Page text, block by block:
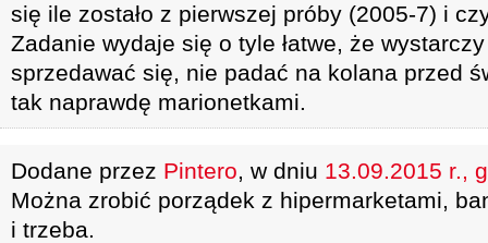
się ile zostało z pierwszej próby (2005-7) i
Zadanie wydaje się o tyle łatwe, że
sprzedawać się, nie padać na kolana przed
tak naprawdę marionetkami.
Dodane przez Pintero, w dniu 13.09.2015 r.,
Można zrobić porządek z hipermarketami,
i trzeba.